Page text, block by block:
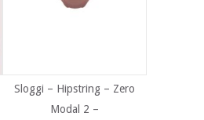
Sloggi – Hipstring – Zero
Modal 2 –